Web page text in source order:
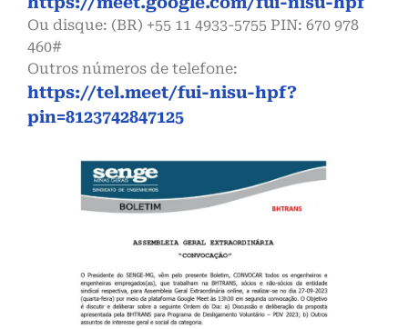
Ou disque: ‪(BR) +55 11 4933-5755‬ PIN: ‪670 978
460‬#
Outros números de telefone:
https://tel.meet/fui-nisu-hpf?
pin=8123742847125